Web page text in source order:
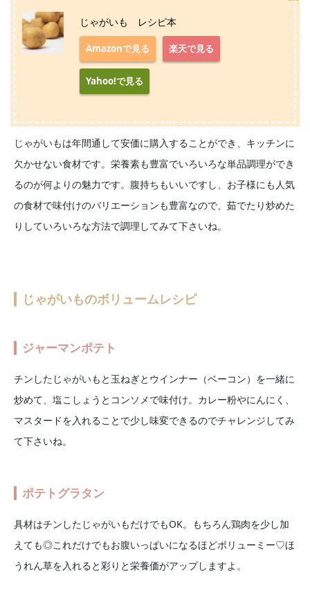
じゃがいも レシピ本
Amazonで見る 楽天で見る
Yahoo!で見る
じゃがいもは年間通して安価に購入することができ、キッチンに
欠かせない食材です。栄養素も豊富でいろいろな単品調理ができ
るのが何よりの魅力です。腹持ちもいいですし、お子様にも人気
の食材で味付けのバリエーションも豊富なので、茹でたり炒めた
りしていろいろな方法で調理してみて下さいね。
じゃがいものボリュームレシピ
ジャーマンポテト
チンしたじゃがいもと玉ねぎとウインナー（ベーコン）を一緒に
炒めて、塩こしょうとコンソメで味付け。カレー粉やにんにく、
マスタードを入れることで少し味変できるのでチャレンジしてみ
て下さいね。
ポテトグラタン
具材はチンしたじゃがいもだけでもOK。もちろん鶏肉を少し加
えても◎これだけでもお腹いっぱいになるほどボリューミー♡ほ
うれん草を入れると彩りと栄養価がアップしますよ。